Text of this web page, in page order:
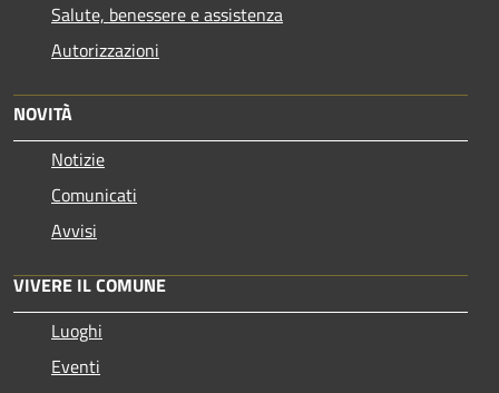
Salute, benessere e assistenza
Autorizzazioni
NOVITÀ
Notizie
Comunicati
Avvisi
VIVERE IL COMUNE
Luoghi
Eventi